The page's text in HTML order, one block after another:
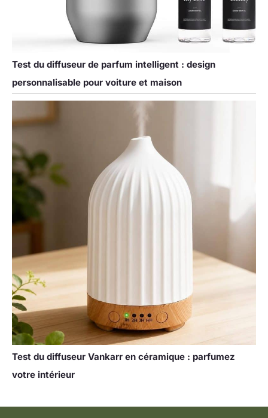
Test du diffuseur de parfum intelligent : design
personnalisable pour voiture et maison
Test du diffuseur Vankarr en céramique : parfumez
votre intérieur